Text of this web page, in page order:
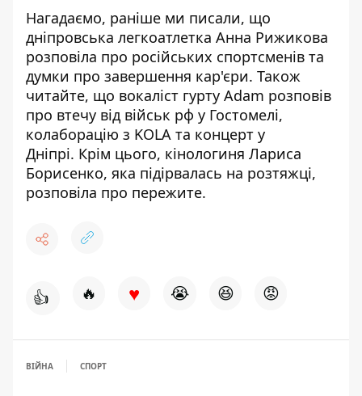
Нагадаємо, раніше ми писали, що
дніпровська легкоатлетка Анна Рижикова
розповіла про російських спортсменів та
думки про завершення кар'єри. Також
читайте, що вокаліст гурту Adam розповів
про втечу від військ рф у Гостомелі,
колаборацію з KOLA та концерт у
Дніпрі. Крім цього, кінологиня Лариса
Борисенко, яка підірвалась на розтяжці,
розповіла про пережите.
👍 🔥 ♥ 😭 😆 😡
ВІЙНА СПОРТ